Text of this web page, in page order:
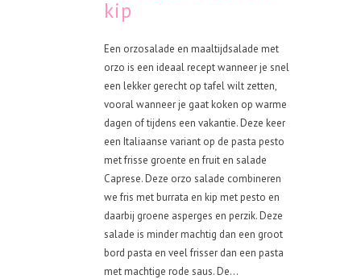
kip
Een orzosalade en maaltijdsalade met
orzo is een ideaal recept wanneer je snel
een lekker gerecht op tafel wilt zetten,
vooral wanneer je gaat koken op warme
dagen of tijdens een vakantie. Deze keer
een Italiaanse variant op de pasta pesto
met frisse groente en fruit en salade
Caprese. Deze orzo salade combineren
we fris met burrata en kip met pesto en
daarbij groene asperges en perzik. Deze
salade is minder machtig dan een groot
bord pasta en veel frisser dan een pasta
met machtige rode saus. De...